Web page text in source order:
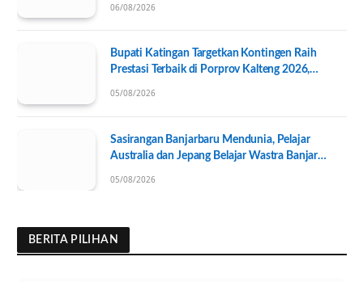
06/08/2026
Bupati Katingan Targetkan Kontingen Raih
Prestasi Terbaik di Porprov Kalteng 2026,
05/08/2026
Sasirangan Banjarbaru Mendunia, Pelajar
Australia dan Jepang Belajar Wastra Banjar
05/08/2026
BERITA PILIHAN